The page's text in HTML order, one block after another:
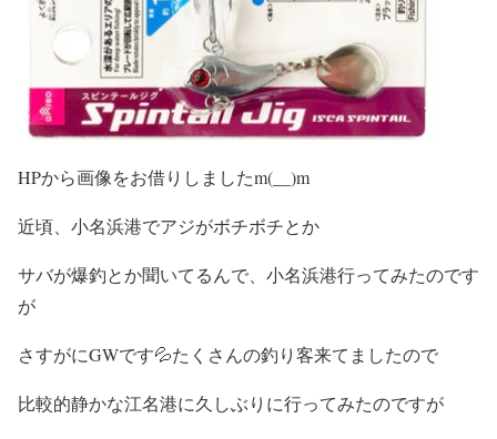
HPから画像をお借りしましたm(__)m
近頃、小名浜港でアジがボチボチとか
サバが爆釣とか聞いてるんで、小名浜港行ってみたのです
が
さすがにGWです💦たくさんの釣り客来てましたので
比較的静かな江名港に久しぶりに行ってみたのですが